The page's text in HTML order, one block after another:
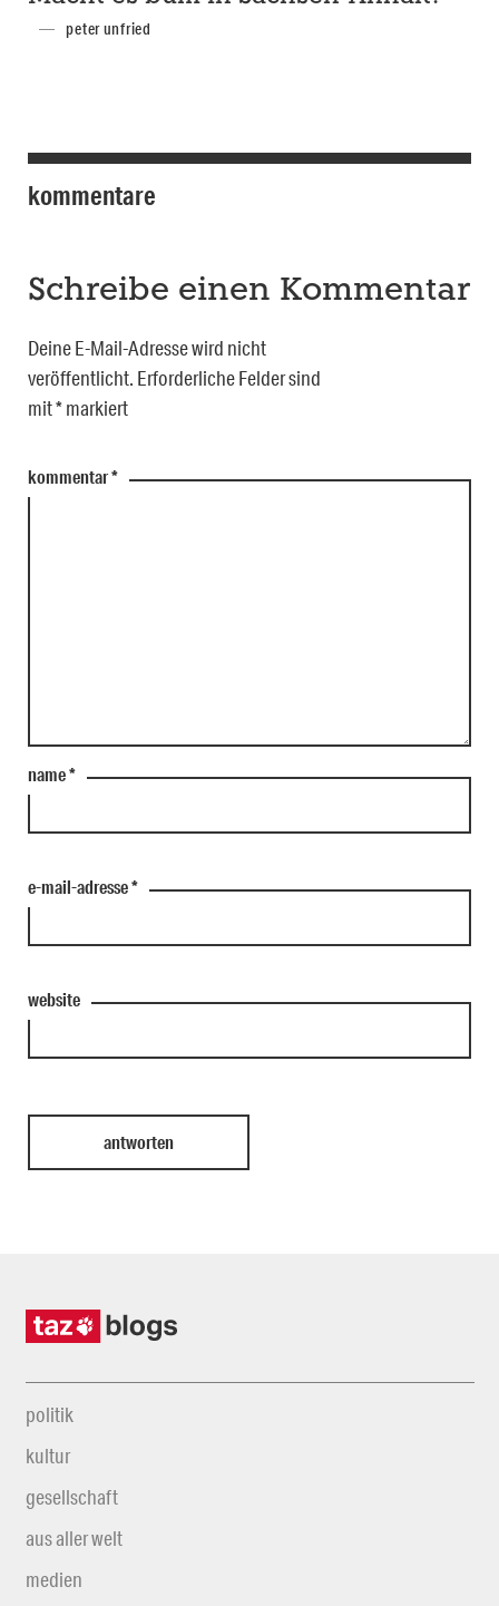
peter unfried
kommentare
Schreibe einen Kommentar
Deine E-Mail-Adresse wird nicht
veröffentlicht. Erforderliche Felder sind
mit*markiert
kommentar*
name*
e-mail-adresse*
website
politik
kultur
gesellschaft
aus aller welt
medien